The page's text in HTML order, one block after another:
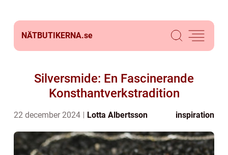
NÄTBUTIKERNA.se
Silversmide: En Fascinerande
Konsthantverkstradition
22 december 2024 Lotta Albertsson inspiration